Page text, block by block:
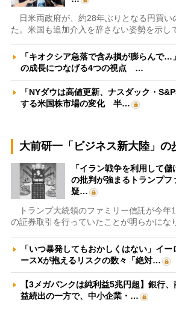
日米両政府が、約28年ぶりとなる円買い
た。米国も追加介入を辞さない姿勢を示し
「キオクシア急落で含み損が膨らんで…
の成長につなげる4つの視点 …
「NYダウは高値更新、ナスダック・
する米国株市場の変化 半…
大前研一「ビジネス新大陸」の
「イラン戦争を利用して
の批判が強まるトランプフ
疑…
トランプ大統領のファミリー信託が今年
の証券取引を行っていたことが明らかにな
「いつ暴発してもおかしくはない」イ
ースXが抱えるリスクの数々「絶対…
【3メガバンクは純利益5兆円超】銀行
益続出の一方で、中小企業・…